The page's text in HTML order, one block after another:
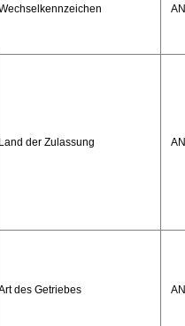
AN
Land der Zulassung AN
des Getriebes AN